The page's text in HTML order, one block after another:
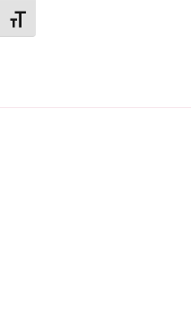
Betűméret váltása